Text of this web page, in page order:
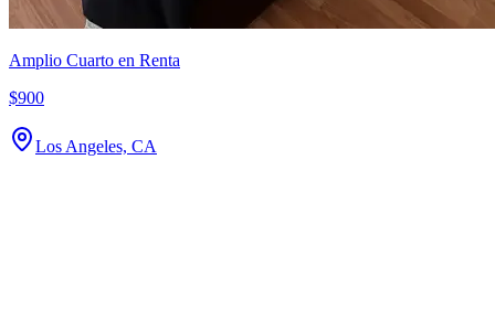
Amplio Cuarto en Renta
$900
Los Angeles, CA